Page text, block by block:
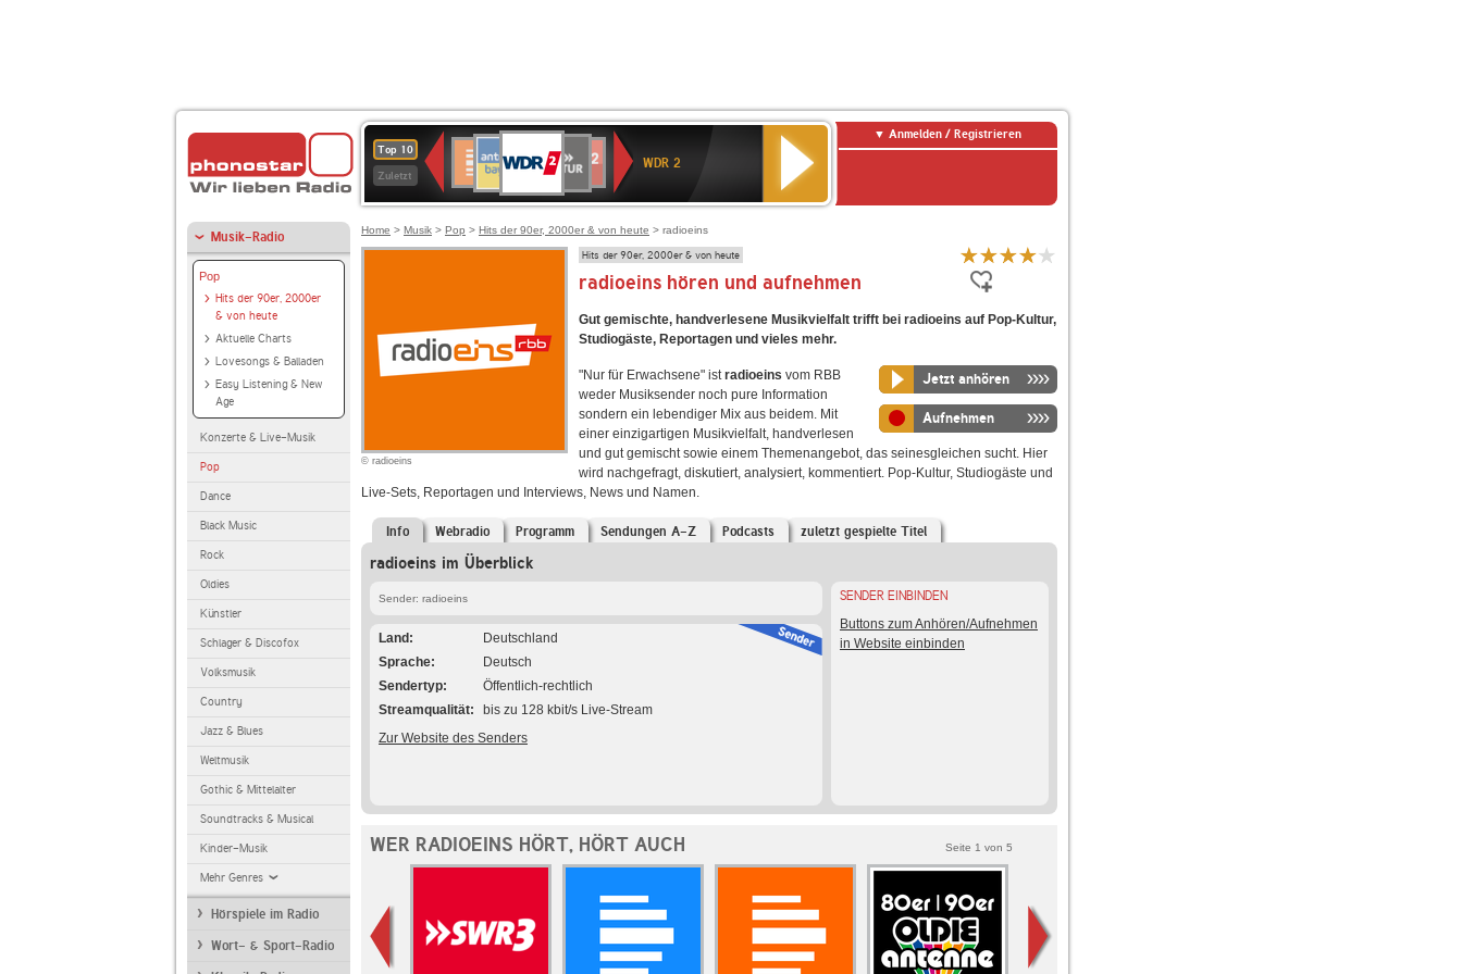
Top 10
Zuletzt
Deutschlandfunk
90er
OLDIE
ANTENNE
4
KLASSIK
Deutschlandfunk
KulturBAYERN
2
Kultur
NDR
2
WDR 2
Anmelden / Registrieren
Musik-Radio
Pop
Hits der 90er, 2000er
& von heute
Aktuelle Charts
Lovesongs & Balladen
Easy Listening & New
Age
Konzerte & Live-Musik
Pop
Dance
Black Music
Rock
Oldies
Künstler
Schlager & Discofox
Volksmusik
Country
Jazz & Blues
Weltmusik
Gothic & Mittelalter
Soundtracks & Musical
Kinder-Musik
Mehr Genres
Hörspiele im Radio
Wort- & Sport-Radio
Home > Musik > Pop > Hits der 90er, 2000er & von heute > radioeins
© radioeins
Hits der 90er, 2000er & von heute
radioeins hören und aufnehmen
Gut gemischte, handverlesene Musikvielfalt trifft bei radioeins auf Pop-Kultur,
Studiogäste, Reportagen und vieles mehr.
Jetzt anhören
Aufnehmen
"Nur für Erwachsene" istradioeins vom RBB
weder Musiksender noch pure Information
sondern ein lebendiger Mix aus beidem. Mit
einer einzigartigen Musikvielfalt, handverlesen
und gut gemischt sowie einem Themenangebot, das seinesgleichen sucht. Hier
wird nachgefragt, diskutiert, analysiert, kommentiert. Pop-Kultur, Studiogäste und
Live-Sets, Reportagen und Interviews, News und Namen.
Info Webradio Programm Sendungen A-Z Podcasts zuletzt gespielte Titel
radioeins im Überblick
Sender: radioeins
Land
Deutschland
Sprache
Deutsch
Sendertyp
Öffentlich-rechtlich
Streamqualität
bis zu 128 kbit/s Live-Stream
Zur Website des Senders
SENDER EINBINDEN
Buttons zum Anhören/Aufnehmen
in Website einbinden
WER RADIOEINS HÖRT, HÖRT AUCH Seite 1 von 5